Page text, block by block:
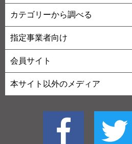
カテゴリーから調べる
指定事業者向け
会員サイト
本サイト以外のメディア